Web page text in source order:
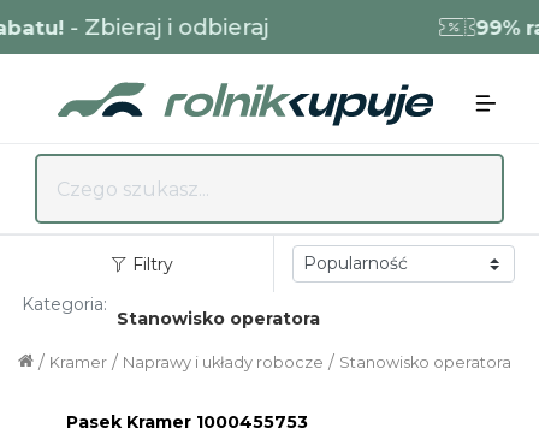
- Zbieraj i odbieraj 99%
Filtry
Kategoria:
Stanowisko operatora
Stanowisko operatora
/
Naprawy i układy robocze
/
Kramer
/
Pasek Kramer 1000455753